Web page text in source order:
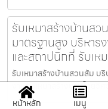
รับเหมาสร้างบ้านส
มาตรฐานสูง บริหาร
และสถาปนิกที่ รับเห
รับเหมาสร้างบ้านสวนส้ม บ
งานรับเหมาสร้างบ้านโดยวิ
หน้าหลัก
เมนู